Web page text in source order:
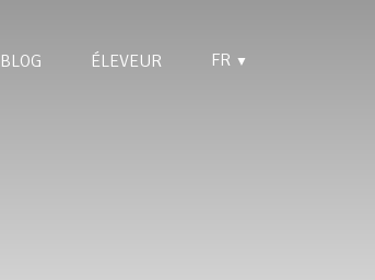
BLOG ÉLEVEUR FR ▼